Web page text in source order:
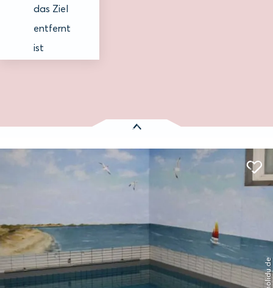
das Ziel
entfernt
ist
1 Treffer gefunden:
Entfernung anzeigen
© holidu.de